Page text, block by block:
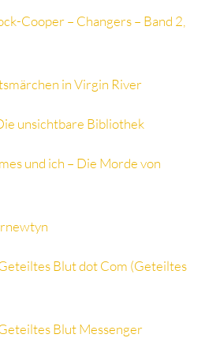
Cooper – Changers – Band 2,
in Virgin River
unsichtbare Bibliothek
und ich – Die Morde von
Blut dot Com (Geteiltes
Blut Messenger